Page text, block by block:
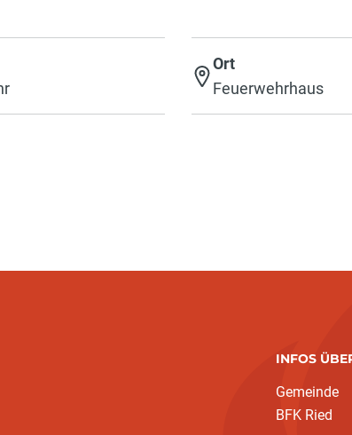
Ort
Feuerwehrhaus
INFOS
Gemeinde
BFK Ried